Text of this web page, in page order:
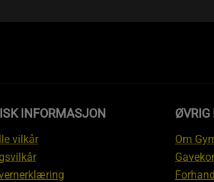
INFORMASJON
vilkår
ØVRIG
Om